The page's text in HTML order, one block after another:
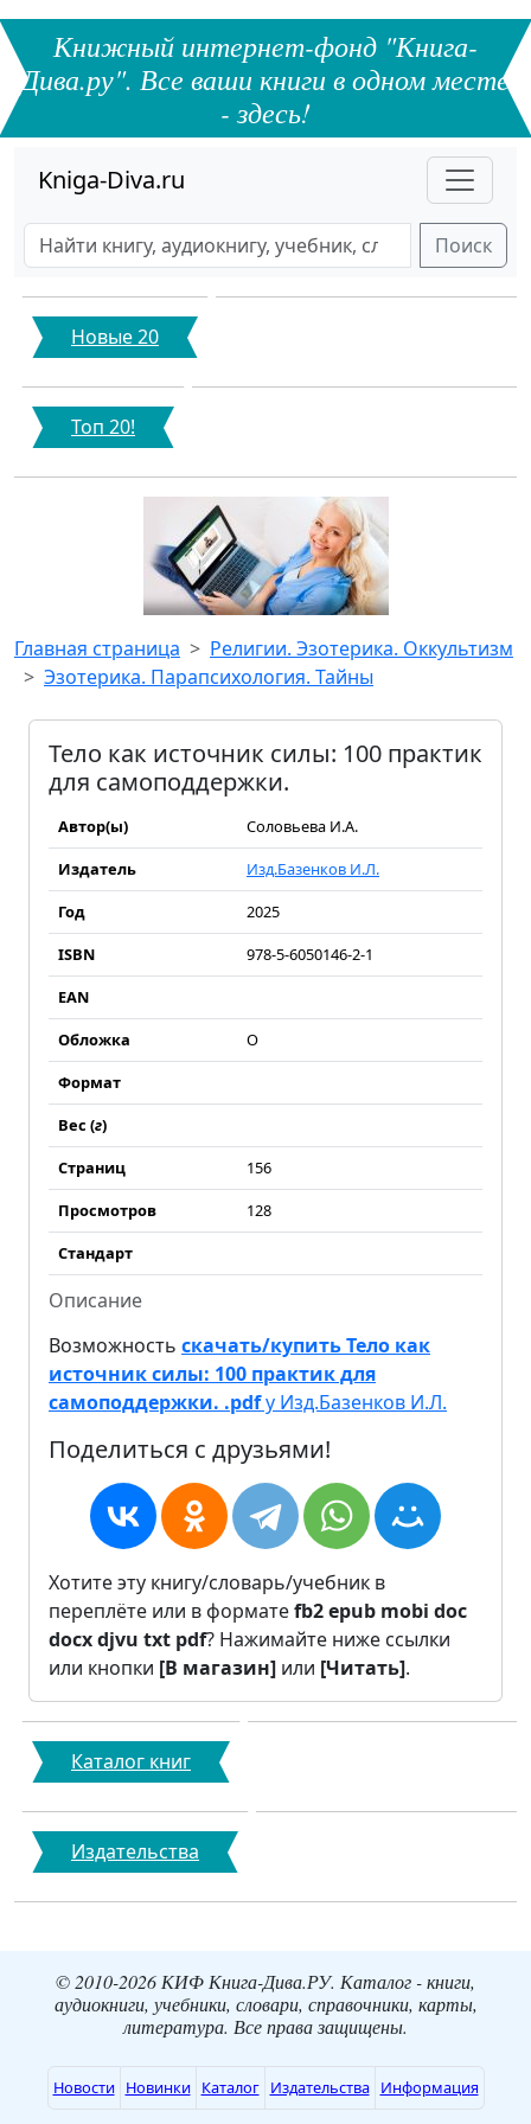
Книжный интернет-фонд "Книга-
Дива.ру". Все ваши книги в одном месте
- здесь!
Kniga-Diva.ru
Поиск
Новые 20
Топ 20!
Главная страница
Религии. Эзотерика. Оккультизм
Эзотерика. Парапсихология. Тайны
Тело как источник силы: 100 практик
для самоподдержки.
Автор(ы)
Соловьева И.А.
Издатель
Изд.Базенков И.Л.
Год
2025
ISBN
978-5-6050146-2-1
EAN
Обложка
О
Формат
Вес (г)
Страниц
156
Просмотров
128
Стандарт
Описание
Возможность скачать/купить Тело как
источник силы: 100 практик для
самоподдержки. .pdfу Изд.Базенков И.Л.
Поделиться с друзьями!
Хотите эту книгу/словарь/учебник в
переплёте или в форматеfb2epub mobi doc
docxdjvu txt pdf? Нажимайте ниже ссылки
или кнопки [В магазин] или [Читать].
Каталог книг
Издательства
© 2010-2026 КИФ Книга-Дива.РУ. Каталог - книги,
аудиокниги, учебники, словари, справочники, карты,
литература. Все права защищены.
Новости Новинки Каталог Издательства Информация